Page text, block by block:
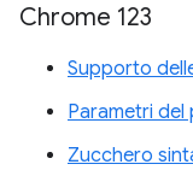
Chrome 123
Supporto
Parametri del
Zucchero